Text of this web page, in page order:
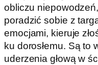
obliczu
poradzić sobie z
emocjami, kieruje
ku dorosłemu. Są to
uderzenia głową w